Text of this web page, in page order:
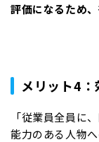
評価になるため
メリット4
「従業員全員に
能力のある人物